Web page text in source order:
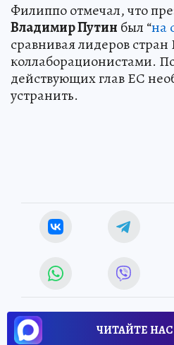
Филиппо отмечал, что
Владимир Путин был “на
сравнивая лидеров стран
коллаборационистами.
действующих глав ЕС
устранить.
ЧИТАЙТЕ